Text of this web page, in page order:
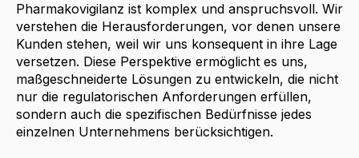
Pharmakovigilanz ist komplex und anspruchsvoll. Wir
verstehen die Herausforderungen, vor denen unsere
Kunden stehen, weil wir uns konsequent in ihre Lage
versetzen. Diese Perspektive ermöglicht es uns,
maßgeschneiderte Lösungen zu entwickeln, die nicht
nur die regulatorischen Anforderungen erfüllen,
sondern auch die spezifischen Bedürfnisse jedes
einzelnen Unternehmens berücksichtigen.